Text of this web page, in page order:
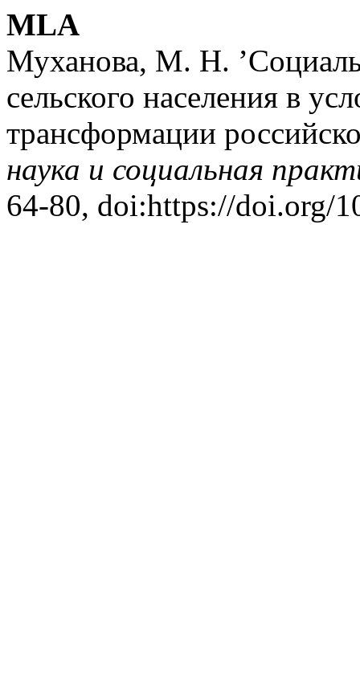
MLA
Муханова, М. Н.
сельского населения в
трансформации
наука и социальная
64-80, doi:https://doi.org/